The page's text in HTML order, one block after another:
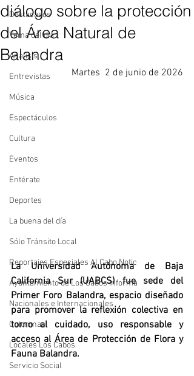
Destacados
Tema del dia
Analisis
Entrevistas
Música
Espectáculos
Cultura
Eventos
Entérate
Deportes
La buena del día
Sólo Tránsito Local
Reportajes Especiales Al Cabo Notic
Ayuntamiento de Los Cabos Informa
Nacionales e Internacionales
Columnas
Locales Los Cabos
Servicio Social
diálogo sobre la protección
del Área Natural de
Balandra
Martes  2 de junio de 2026
La Universidad Autónoma de Baja
California Sur (UABCS) fue sede del
Primer Foro Balandra, espacio diseñado
para promover la reflexión colectiva en
torno al cuidado, uso responsable y
acceso al Área de Protección de Flora y
Fauna Balandra.